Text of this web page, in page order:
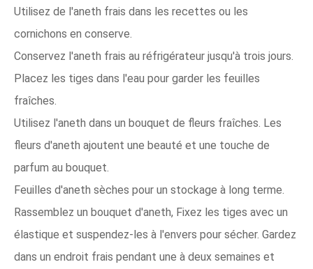
Utilisez de l'aneth frais dans les recettes ou les
cornichons en conserve.
Conservez l'aneth frais au réfrigérateur jusqu'à trois jours.
Placez les tiges dans l'eau pour garder les feuilles
fraîches.
Utilisez l'aneth dans un bouquet de fleurs fraîches. Les
fleurs d'aneth ajoutent une beauté et une touche de
parfum au bouquet.
Feuilles d'aneth sèches pour un stockage à long terme.
Rassemblez un bouquet d'aneth, Fixez les tiges avec un
élastique et suspendez-les à l'envers pour sécher. Gardez
dans un endroit frais pendant une à deux semaines et